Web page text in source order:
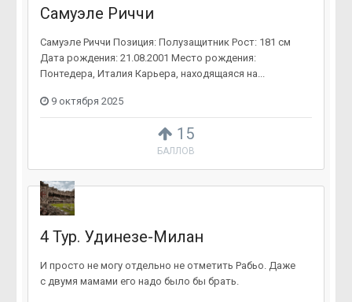
15
БАЛЛОВ
Самуэле Риччи
Самуэле Риччи Позиция: Полузащитник Рост: 181 см
Дата рождения: 21.08.2001 Место рождения:
Понтедера, Италия Карьера, находящаяся на...
9 октября 2025
4 Тур. Удинезе-Милан
И просто не могу отдельно не отметить Рабьо. Даже
с двумя мамами его надо было бы брать.